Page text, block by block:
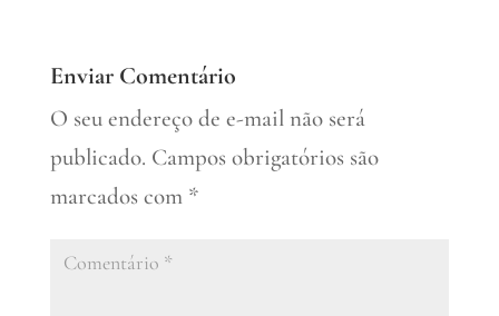
Enviar Comentário
O seu endereço de e-mail não será
publicado. Campos obrigatórios são
marcados com *